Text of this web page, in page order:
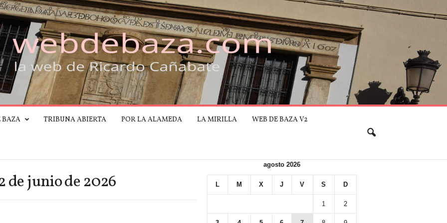
BAZA TRIBUNA ABIERTA POR LA ALAMEDA LA MIRILLA WEB DE BAZA V2
de junio de 2026
agosto 2026
L M X J V S D
1 2